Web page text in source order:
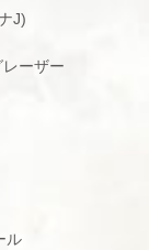
J)
ーザー
ル